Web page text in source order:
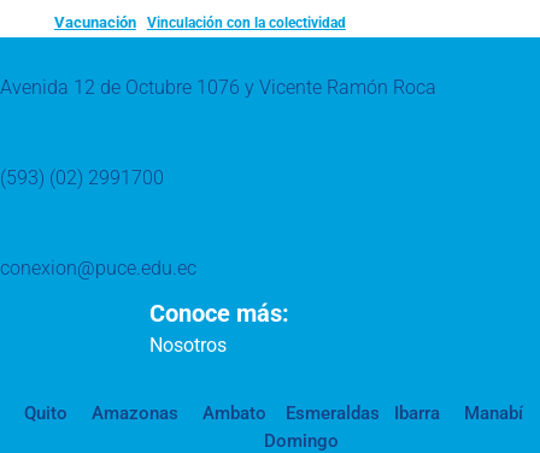
Vacunación
Vinculación con la colectividad
Avenida 12 de Octubre 1076 y Vicente Ramón Roca
(593) (02) 2991700
conexion@puce.edu.ec
Conoce más:
Nosotros
Quito Amazonas Ambato Esmeraldas Ibarra
Manabí
Domingo